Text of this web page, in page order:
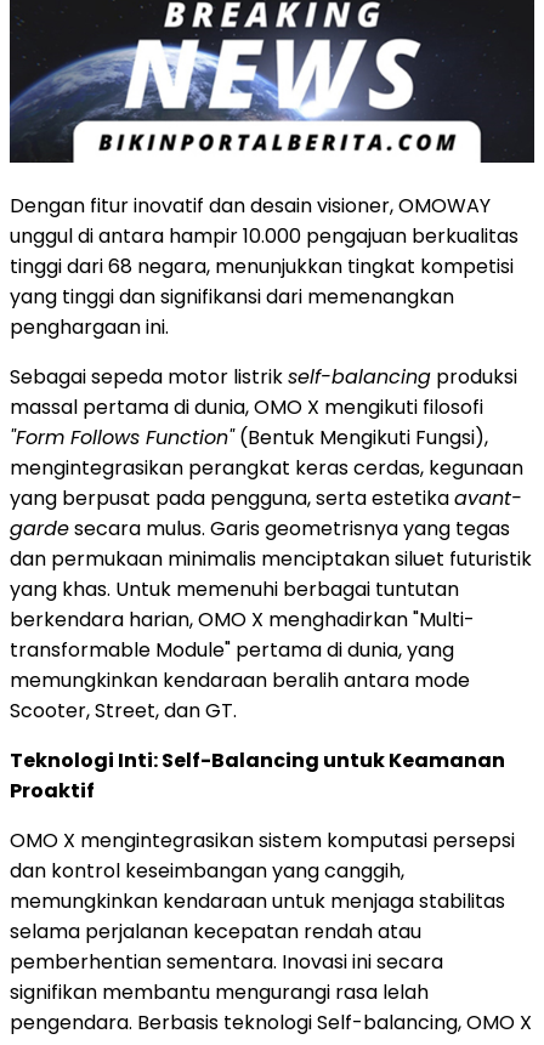
Dengan fitur inovatif dan desain visioner, OMOWAY
unggul di antara hampir 10.000 pengajuan berkualitas
tinggi dari 68 negara, menunjukkan tingkat kompetisi
yang tinggi dan signifikansi dari memenangkan
penghargaan ini.
Sebagai sepeda motor listrikself-balancing produksi
massal pertama di dunia, OMO X mengikuti filosofi
"Form Follows Function"(Bentuk Mengikuti Fungsi),
mengintegrasikan perangkat keras cerdas, kegunaan
yang berpusat pada pengguna, serta estetikaavant-
gardesecara mulus. Garis geometrisnya yang tegas
dan permukaan minimalis menciptakan siluet futuristik
yang khas. Untuk memenuhi berbagai tuntutan
berkendara harian, OMO X menghadirkan "Multi-
transformable Module" pertama di dunia, yang
memungkinkan kendaraan beralih antara mode
Scooter, Street, dan GT.
Teknologi Inti: Self-Balancing untuk Keamanan
Proaktif
OMO X mengintegrasikan sistem komputasi persepsi
dan kontrol keseimbangan yang canggih,
memungkinkan kendaraan untuk menjaga stabilitas
selama perjalanan kecepatan rendah atau
pemberhentian sementara. Inovasi ini secara
signifikan membantu mengurangi rasa lelah
pengendara. Berbasis teknologi Self-balancing, OMO X